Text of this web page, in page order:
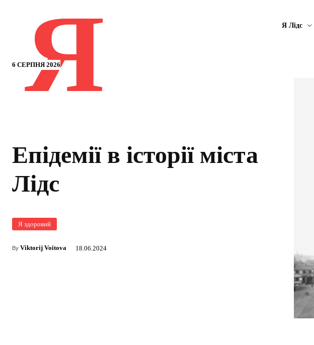
6 СЕРПНЯ 2026
Я Я Лідс
Епідемії в історії міста
Лідс
Я здоровий
By Viktorij Voitova 18.06.2024